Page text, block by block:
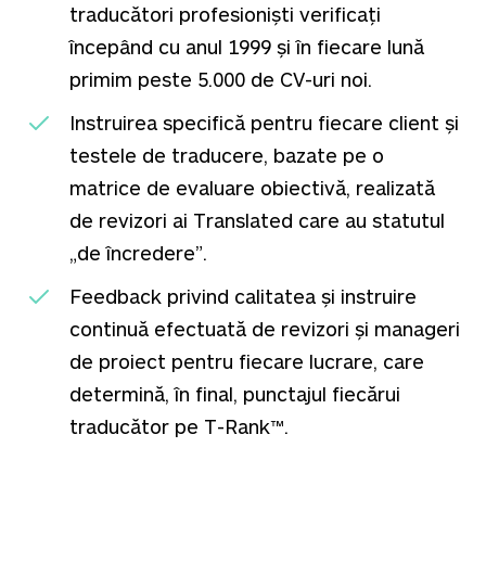
traducători profesioniști verificați
începând cu anul 1999 și în fiecare lună
primim peste 5.000 de CV-uri noi.
Instruirea specifică pentru fiecare client și
testele de traducere, bazate pe o
matrice de evaluare obiectivă, realizată
de revizori ai Translated care au statutul
„de încredere”.
Feedback privind calitatea și instruire
continuă efectuată de revizori și manageri
de proiect pentru fiecare lucrare, care
determină, în final, punctajul fiecărui
traducător pe T-Rank™.